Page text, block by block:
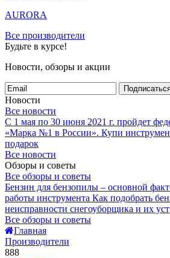
AURORA
Все производители
Будьте в курсе!
Новости, обзоры и акции
Новости
Все новости
С 1 мая по 30 июня 2021 г. пройдет
«Марка №1 в России». Купи
подарок
Все новости
Обзоры и советы
Все обзоры и советы
Бензин для бензопилы – основной
работы инструмента Как подобрать
неисправности снегоуборщика и их
Все обзоры и советы
Главная
Производители
888